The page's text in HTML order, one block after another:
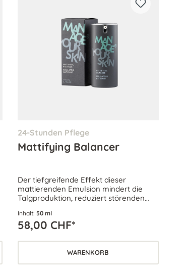
24-Stunden Pflege
Mattifying Balancer
Der tiefgreifende Effekt dieser
mattierenden Emulsion mindert die
Talgproduktion, reduziert störenden
Gleichgewicht der Haut wieder her.
Inhalt: 50 ml
58,00 CHF*
WARENKORB